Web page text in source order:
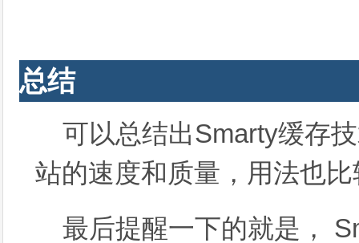
总结
可以总结出Smarty缓存
站的速度和质量，用法也
最后提醒一下的就是，